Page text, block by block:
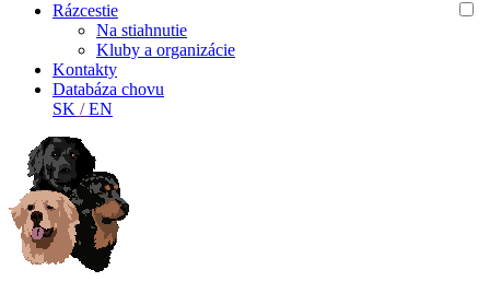
Rázcestie
Na stiahnutie
Kluby a organizácie
Kontakty
Databáza chovu
SK /EN